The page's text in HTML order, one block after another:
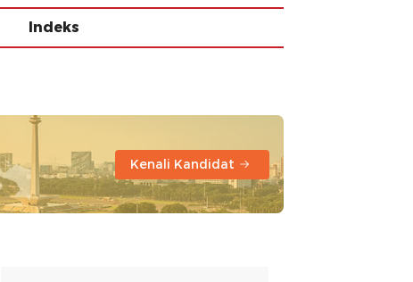
Indeks
Kenali Kandidat